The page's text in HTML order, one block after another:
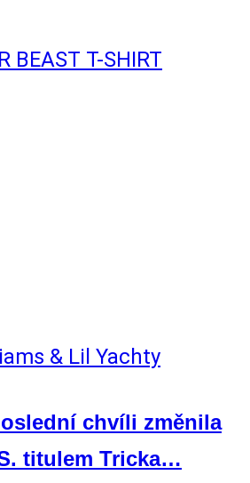
BEAST T-SHIRT
chvíli změnila
titulem Tricka…